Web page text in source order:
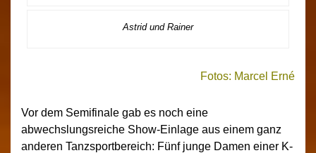
Astrid und Rainer
Fotos: Marcel Erné
Vor dem Semifinale gab es noch eine
abwechslungsreiche Show-Einlage aus einem ganz
anderen Tanzsportbereich: Fünf junge Damen einer K-